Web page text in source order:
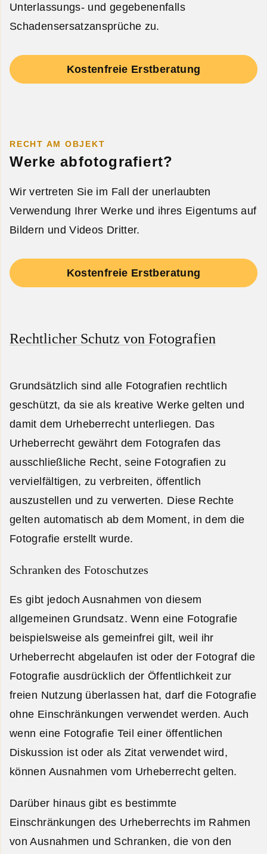
Unterlassungs- und gegebenenfalls
Schadensersatzansprüche zu.
Kostenfreie Erstberatung
RECHT AM OBJEKT
Werke abfotografiert?
Wir vertreten Sie im Fall der unerlaubten
Verwendung Ihrer Werke und ihres Eigentums auf
Bildern und Videos Dritter.
Kostenfreie Erstberatung
Rechtlicher Schutz von Fotografien
Grundsätzlich sind alle Fotografien rechtlich
geschützt, da sie als kreative Werke gelten und
damit dem Urheberrecht unterliegen. Das
Urheberrecht gewährt dem Fotografen das
ausschließliche Recht, seine Fotografien zu
vervielfältigen, zu verbreiten, öffentlich
auszustellen und zu verwerten. Diese Rechte
gelten automatisch ab dem Moment, in dem die
Fotografie erstellt wurde.
Schranken des Fotoschutzes
Es gibt jedoch Ausnahmen von diesem
allgemeinen Grundsatz. Wenn eine Fotografie
beispielsweise als gemeinfrei gilt, weil ihr
Urheberrecht abgelaufen ist oder der Fotograf die
Fotografie ausdrücklich der Öffentlichkeit zur
freien Nutzung überlassen hat, darf die Fotografie
ohne Einschränkungen verwendet werden. Auch
wenn eine Fotografie Teil einer öffentlichen
Diskussion ist oder als Zitat verwendet wird,
können Ausnahmen vom Urheberrecht gelten.
Darüber hinaus gibt es bestimmte
Einschränkungen des Urheberrechts im Rahmen
von Ausnahmen und Schranken, die von den